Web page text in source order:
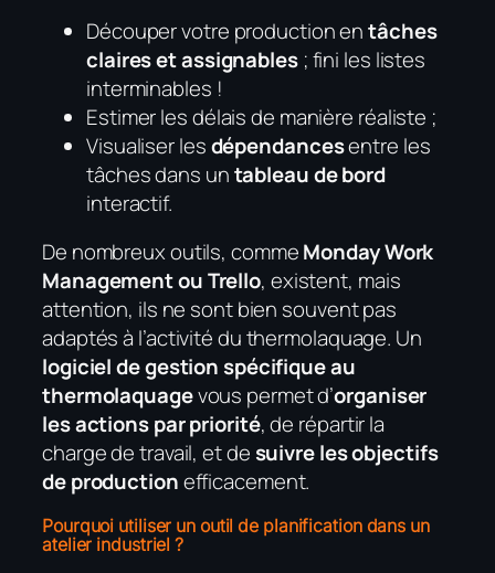
Découper votre production entâches
claires et assignables; fini les listes
interminables !
Estimer les délais de manière réaliste ;
Visualiser lesdépendancesentre les
tâches dans untableau de bord
interactif.
De nombreux outils, commeMonday Work
Management ouTrello, existent, mais
attention, ils ne sont bien souvent pas
adaptés à l’activité du thermolaquage. Un
logiciel de gestion spécifique au
thermolaquagevous permet d’organiser
les actions par priorité, de répartir la
charge de travail, et de suivre les objectifs
de productionefficacement.
Pourquoi utiliser un outil de planification dans un
atelier industriel ?